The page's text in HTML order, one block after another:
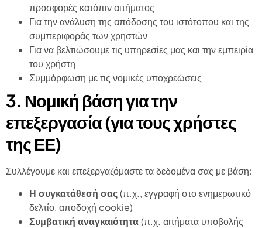
προσφορές κατόπιν αιτήματος
Για την ανάλυση της απόδοσης του ιστότοπου και της
συμπεριφοράς των χρηστών
Για να βελτιώσουμε τις υπηρεσίες μας και την εμπειρία
του χρήστη
Συμμόρφωση με τις νομικές υποχρεώσεις
3. Νομική βάση για την
επεξεργασία (για τους χρήστες
της ΕΕ)
Συλλέγουμε και επεξεργαζόμαστε τα δεδομένα σας με βάση:
Η συγκατάθεσή σας(π.χ., εγγραφή στο ενημερωτικό
δελτίο, αποδοχή cookie)
Συμβατική αναγκαιότητα(π.χ. αιτήματα υποβολής